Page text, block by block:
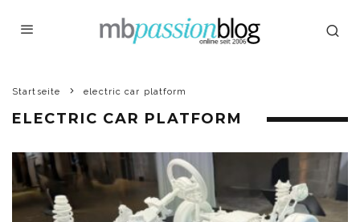
Startseite electric car platform
ELECTRIC CAR PLATFORM